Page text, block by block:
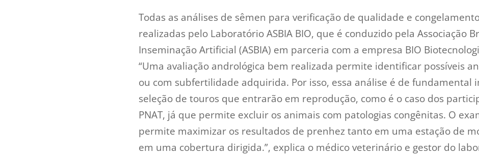
Todas as análises de sêmen para verificação de qualidade e
realizadas pelo Laboratório ASBIA BIO, que é conduzido pela Associação
Inseminação Artificial (ASBIA) em parceria com a empresa BIO
“Uma avaliação andrológica bem realizada permite identificar possíveis
ou com subfertilidade adquirida. Por isso, essa análise é de fundamental
seleção de touros que entrarão em reprodução, como é o caso dos
PNAT, já que permite excluir os animais com patologias congênitas. O
permite maximizar os resultados de prenhez tanto em uma estação de
em uma cobertura dirigida.”, explica o médico veterinário e gestor do